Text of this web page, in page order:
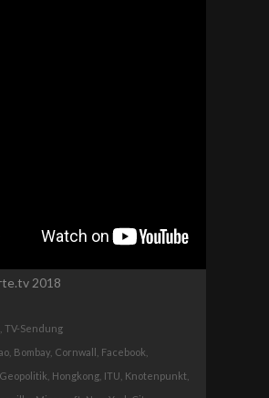
2018
TV-Sendung
Bombay, Cornwall,
Facebook,
Geopolitik, Hongkong, ITU, Knotenpunkt,